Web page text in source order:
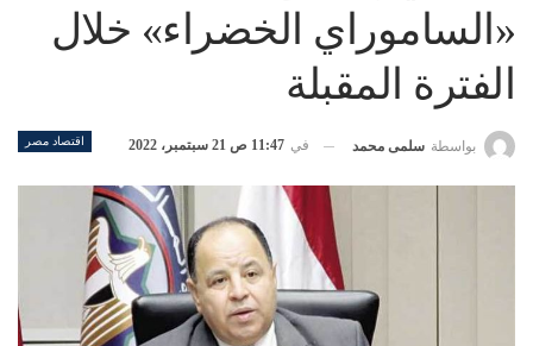
«الساموراي الخضراء» خلال
الفترة المقبلة
اقتصاد مصر بواسطة سلمى محمد في 11:47 ص 21 سبتمبر، 2022